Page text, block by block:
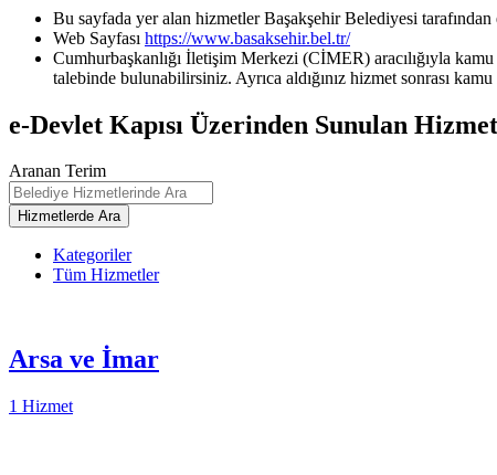
Bu sayfada yer alan hizmetler Başakşehir Belediyesi tarafından
Web Sayfası https://www.basaksehir.bel.tr/
Cumhurbaşkanlığı İletişim Merkezi (CİMER) aracılığıyla
talebinde bulunabilirsiniz. Ayrıca aldığınız hizmet sonrası
e-Devlet Kapısı Üzerinden Sunulan
Aranan Terim
Kategoriler
Tüm Hizmetler
Arsa ve İmar
1 Hizmet